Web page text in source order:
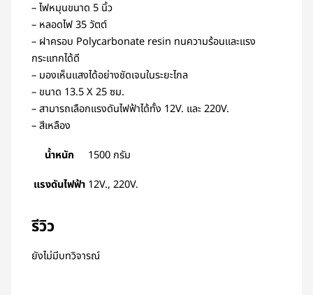
– ไฟหมุนขนาด 5 นิ้ว
– หลอดไฟ 35 วัตต์
– ฝาครอบ Polycarbonate resin ทนความร้อนและแรง
กระแทกได้ดี
– มองเห็นแสงได้อย่างชัดเจนในระยะไกล
– ขนาด 13.5 X 25 ซม.
– สามารถเลือกแรงดันไฟฟ้าได้ทั้ง 12V. และ 220V.
– สีเหลือง
น้ำหนัก
1500 กรัม
แรงดันไฟฟ้า 12V., 220V.
รีวิว
ยังไม่มีบทวิจารณ์